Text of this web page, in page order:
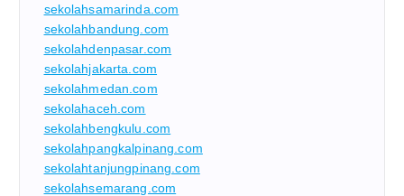
sekolahsamarinda.com
sekolahbandung.com
sekolahdenpasar.com
sekolahjakarta.com
sekolahmedan.com
sekolahaceh.com
sekolahbengkulu.com
sekolahpangkalpinang.com
sekolahtanjungpinang.com
sekolahsemarang.com